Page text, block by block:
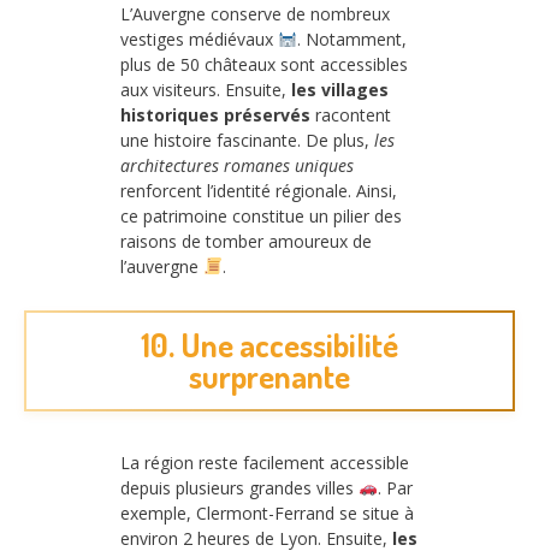
L’Auvergne conserve de nombreux
vestiges médiévaux
. Notamment,
plus de 50 châteaux sont accessibles
aux visiteurs. Ensuite, les villages
historiques préservés racontent
une histoire fascinante. De plus, les
architectures romanes uniques
renforcent l’identité régionale. Ainsi,
ce patrimoine constitue un pilier des
raisons de tomber amoureux de
l’auvergne
.
10. Une accessibilité
surprenante
La région reste facilement accessible
depuis plusieurs grandes villes
. Par
exemple, Clermont-Ferrand se situe à
environ 2 heures de Lyon. Ensuite, les